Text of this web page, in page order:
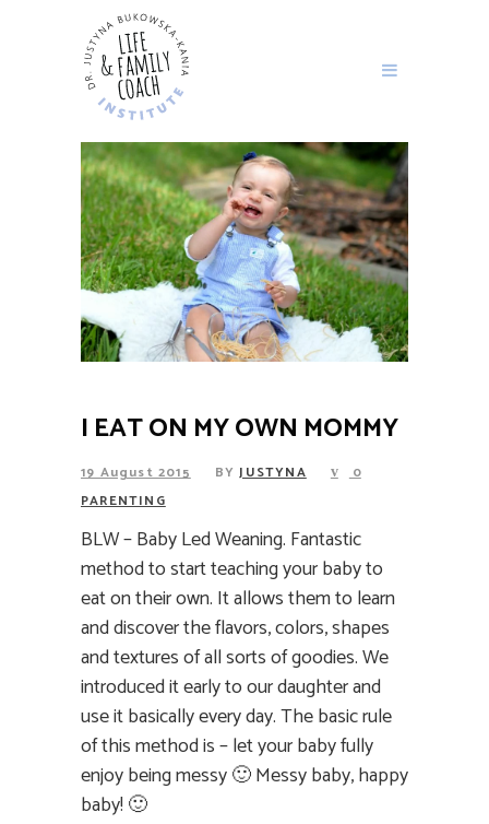
I EAT ON MY OWN MOMMY
19 August 2015 BYJUSTYNA
0
PARENTING
BLW – Baby Led Weaning. Fantastic
method to start teaching your baby to
eat on their own. It allows them to learn
and discover the flavors, colors, shapes
and textures of all sorts of goodies. We
introduced it early to our daughter and
use it basically every day. The basic rule
of this method is – let your baby fully
enjoy being messy 🙂 Messy baby, happy
baby! 🙂